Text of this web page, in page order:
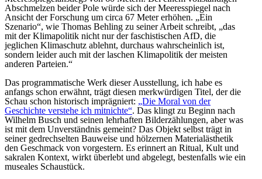
Abschmelzen beider Pole würde sich der Meeresspiegel nach
Ansicht der Forschung um circa 67 Meter erhöhen. „Ein
Szenario“, wie Thomas Behling zu seiner Arbeit schreibt, „das
mit der Klimapolitik nicht nur der faschistischen AfD, die
jeglichen Klimaschutz ablehnt, durchaus wahrscheinlich ist,
sondern leider auch mit der laschen Klimapolitik der meisten
anderen Parteien.“
Das programmatische Werk dieser Ausstellung, ich habe es
anfangs schon erwähnt, trägt diesen merkwürdigen Titel, der die
Schau schon historisch imprägniert: „Die Moral von der
Geschichte verstehe ich mitnichte“. Das klingt zu Beginn nach
Wilhelm Busch und seinen lehrhaften Bilderzählungen, aber was
ist mit dem Unverständnis gemeint? Das Objekt selbst trägt in
seiner gedrechselten Bauweise und hölzernen Materialästhetik
den Geschmack von vorgestern. Es erinnert an Ritual, Kult und
sakralen Kontext, wirkt überlebt und abgelegt, bestenfalls wie ein
museales Schaustück.